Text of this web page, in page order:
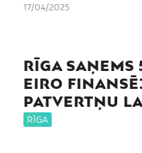
17/04/2025
RĪGA
EIRO
PATVERTŅU
RĪGA